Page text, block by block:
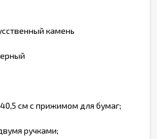
камень
см с прижимом для бумаг;
ручками;